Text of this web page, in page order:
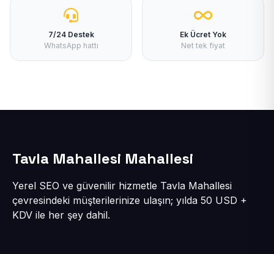
7/24 Destek
WhatsApp hattı
Ek Ücret Yok
Net tek fiyat
Tavla Mahallesi Mahallesi
Yerel SEO ve güvenilir hizmetle Tavla Mahallesi
çevresindeki müşterilerinize ulaşın; yılda 50 USD +
KDV ile her şey dahil.